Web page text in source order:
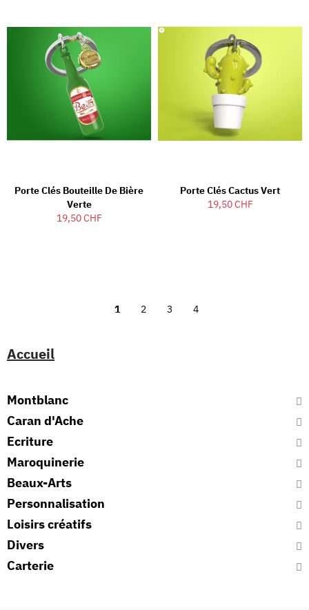
Porte Clés Bouteille De Bière
Verte
19,50 CHF
Porte Clés Cactus Vert
19,50 CHF
1 2 3 4
Accueil
Montblanc
Caran d'Ache
Ecriture
Maroquinerie
Beaux-Arts
Personnalisation
Loisirs créatifs
Divers
Carterie